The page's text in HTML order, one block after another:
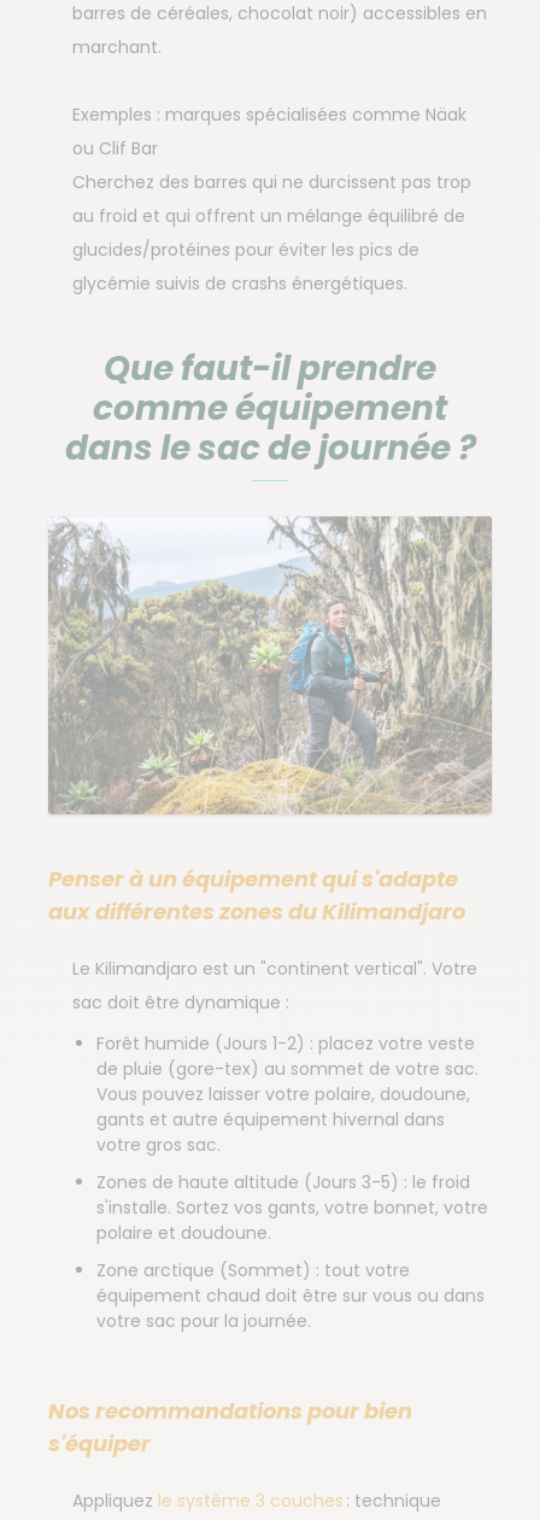
barres de céréales, chocolat noir) accessibles en
marchant.
Exemples : marques spécialisées comme Näak
ou Clif Bar
Cherchez des barres qui ne durcissent pas trop
au froid et qui offrent un mélange équilibré de
glucides/protéines pour éviter les pics de
glycémie suivis de crashs énergétiques.
Que faut-il prendre
comme équipement
dans le sac de journée ?
Penser à un équipement qui s'adapte
aux différentes zones du Kilimandjaro
Le Kilimandjaro est un "continent vertical". Votre
sac doit être dynamique :
Forêt humide (Jours 1-2) : placez votre veste
de pluie (gore-tex) au sommet de votre sac.
Vous pouvez laisser votre polaire, doudoune,
gants et autre équipement hivernal dans
votre gros sac.
Zones de haute altitude (Jours 3-5) : le froid
s'installe. Sortez vos gants, votre bonnet, votre
polaire et doudoune.
Zone arctique (Sommet) : tout votre
équipement chaud doit être sur vous ou dans
votre sac pour la journée.
Nos recommandations pour bien
s'équiper
Appliquez le système 3 couches : technique